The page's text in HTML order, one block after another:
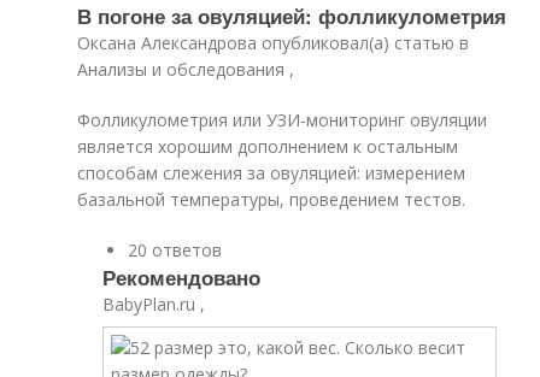
В погоне за овуляцией: фолликулометрия
Оксана Александрова опубликовал(а) статью в
Анализы и обследования ,
Фолликулометрия или УЗИ-мониторинг овуляции
является хорошим дополнением к остальным
способам слежения за овуляцией: измерением
базальной температуры, проведением тестов.
20 ответов
Рекомендовано
BabyPlan.ru ,